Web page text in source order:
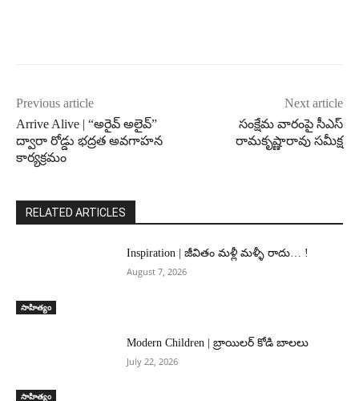
Previous article
Arrive Alive | “అరైవ్ అలైవ్”
ద్వారా రోడ్డు భద్రత అవగాహన
కార్యక్రమం
Next article
సంక్షేమ వారంపై సీఎస్
రామకృష్ణారావు సమీక్ష
RELATED ARTICLES
సాహిత్యం
Inspiration | జీవితం మళ్లీ మళ్ళీ రాదు… !
August 7, 2026
సాహిత్యం
Modern Children | బ్రాయిలర్ కోడి బాలలు
July 22, 2026